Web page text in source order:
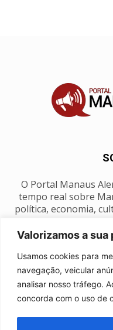
Valorizamos a
Usamos cookies para
navegação, veicular
analisar nosso tráfego.
concorda com o uso de
O Portal Manaus
tempo real sobre
política, economia,